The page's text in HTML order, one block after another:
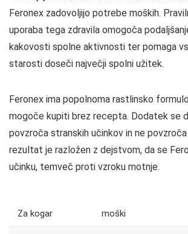
Feronex zadovoljijo potrebe moških.
uporaba tega zdravila omogoča
kakovosti spolne aktivnosti ter pomaga
starosti doseči največji spolni užitek.
Feronex ima popolnoma rastlinsko
mogoče kupiti brez recepta. Dodatek se
povzroča stranskih učinkov in ne
rezultat je razložen z dejstvom, da se
učinku, temveč proti vzroku motnje.
Za kogar moški